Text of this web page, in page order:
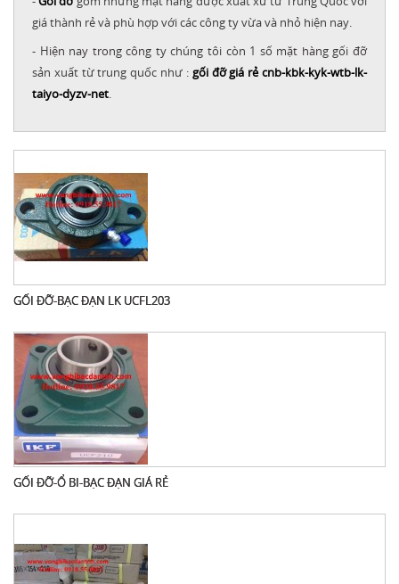
giá thành rẻ và phù hợp với các công ty vừa và nhỏ hiện nay.
- Hiện nay trong công ty chúng tôi còn 1 số mặt hàng gối đỡ
sản xuất từ trung quốc như : gối đỡ giá rẻ cnb-kbk-kyk-wtb-lk-
taiyo-dyzv-net.
GỐI ĐỠ-BẠC ĐẠN LK UCFL203
GỐI ĐỠ-Ổ BI-BẠC ĐẠN GIÁ RẺ